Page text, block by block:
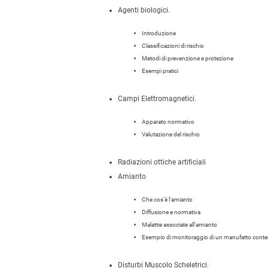
Agenti biologici.
Introduzione
Classificazioni di rischio
Metodi di prevenzione e protezione
Esempi pratici
Campi Elettromagnetici.
Apparato normativo
Valutazione del rischio
Radiazioni ottiche artificiali
Amianto
Che cos'è l'amianto
Diffusione e normativa
Malattie associate all'amianto
Esempio di monitoraggio di un manufatto
Disturbi Muscolo Scheletrici.